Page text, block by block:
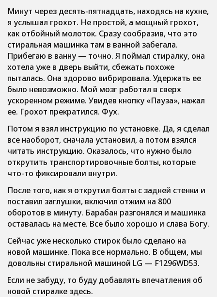
Минут через десять-пятнадцать, находясь на кухне,
я услышал грохот. Не простой, а мощный грохот,
как отбойный молоток. Сразу сообразив, что это
стиральная машинка там в ванной забегала.
Прибегаю в ванну — точно. Я поймал стиралку, она
хотела уже в дверь выйти, сбежать похоже
пыталась. Она здорово вибрировала. Удержать ее
было невозможно. Мой мозг работал в сверх
ускоренном режиме. Увидев кнопку «Пауза», нажал
ее. Грохот прекратился. Фух.
Потом я взял инструкцию по установке. Да, я сделал
все наоборот, сначала установил, а потом взялся
читать инструкцию. Оказалось, что нужно было
открутить транспортировочные болты, которые
что-то фиксировали внутри.
После того, как я открутил болты с задней стенки и
поставил заглушки, включил отжим на 800
оборотов в минуту. Барабан разгонялся и машинка
оставалась на месте. Все было хорошо и слава Богу.
Сейчас уже несколько стирок было сделано на
новой машинке. Пока все нормально. В общем, мы
довольны стиральной машиной LG — F1296WD53.
Если не забуду, то буду добавлять впечатления об
новой стиралке здесь.